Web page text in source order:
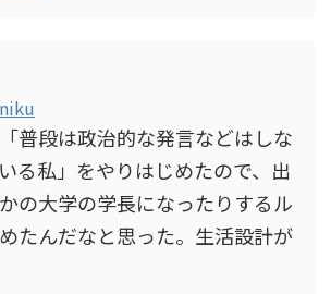
普段は政治的な発言などはしな
る私」をやりはじめたので、出
の大学の学長になったりするル
たんだなと思った。生活設計が